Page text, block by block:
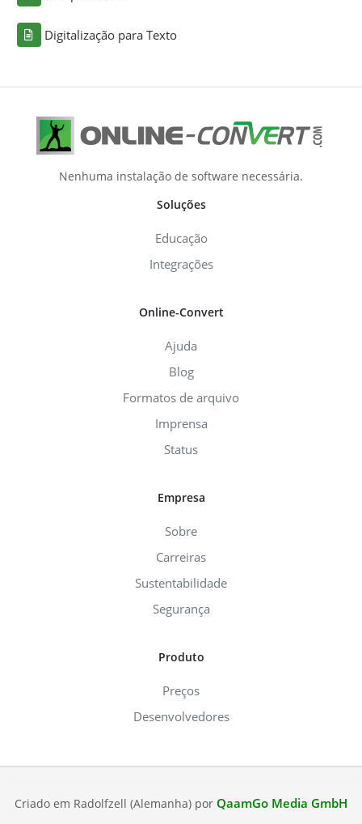
Digitalização para Texto
Nenhuma instalação de software necessária.
Soluções
Educação
Integrações
Online-Convert
Ajuda
Blog
Formatos de arquivo
Imprensa
Status
Empresa
Sobre
Carreiras
Sustentabilidade
Segurança
Produto
Preços
Desenvolvedores
Criado em Radolfzell (Alemanha) por QaamGo Media GmbH